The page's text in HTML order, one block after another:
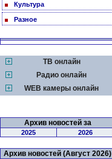
Культура
Разное
ТВ онлайн
Радио онлайн
WEB камеры онлайн
Архив новостей за
2025 2026
Архив новостей (Август 2026)